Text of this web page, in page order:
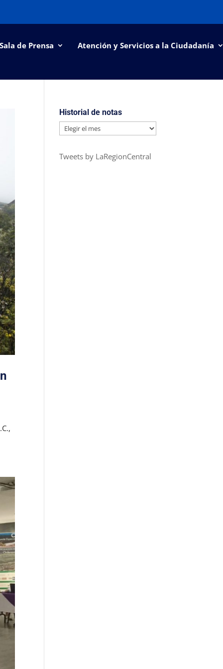
Sala de Prensa Atención y Servicios a la Ciudadanía
Historial de notas
Historial
notas
Tweets by LaRegionCentral